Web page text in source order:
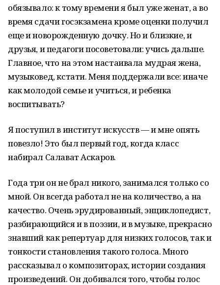
обязывало: к тому времени я был уже женат, а во
время сдачи госэкзамена кроме оценки получил
еще и новорожденную дочку. Но и близкие, и
друзья, и педагоги посоветовали: учись дальше.
Главное, что на этом настаивала мудрая жена,
музыковед, кстати. Меня поддержали все: иначе
как молодой семье и учиться, и ребенка
воспитывать?
Я поступил в институт искусств — и мне опять
повезло! Это был первый год, когда класс
набирал Салават Аскаров.
Года три он не брал никого, занимался только со
мной. Он всегда работал не на количество, а на
качество. Очень эрудированный, энциклопедист,
разбирающийся и в поэзии, и в музыке, прекрасно
знавший как репертуар для низких голосов, так и
тонкости становления такого голоса. Много
рассказывал о композиторах, истории создания
произведений. Он добивался того, чтобы голос